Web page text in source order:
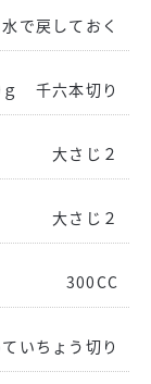
で戻しておく
千六本切り
大さじ２
大さじ２
300CC
いちょう切り